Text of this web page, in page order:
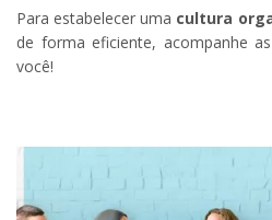
Para estabelecer uma cultura
de forma eficiente, acompanhe
você!